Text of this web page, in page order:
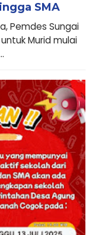
SMA
Pemdes Sungai
Murid mulai